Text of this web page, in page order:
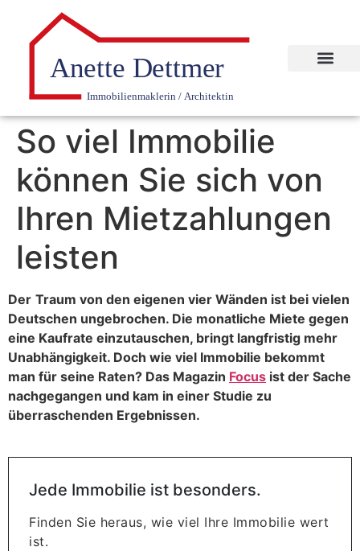
So viel Immobilie
können Sie sich von
Ihren Mietzahlungen
leisten
Der Traum von den eigenen vier Wänden ist bei vielen
Deutschen ungebrochen. Die monatliche Miete gegen
eine Kaufrate einzutauschen, bringt langfristig mehr
Unabhängigkeit. Doch wie viel Immobilie bekommt
man für seine Raten? Das Magazin Focus ist der Sache
nachgegangen und kam in einer Studie zu
überraschenden Ergebnissen.
Jede Immobilie ist besonders.
Finden Sie heraus, wie viel Ihre Immobilie wert
ist.